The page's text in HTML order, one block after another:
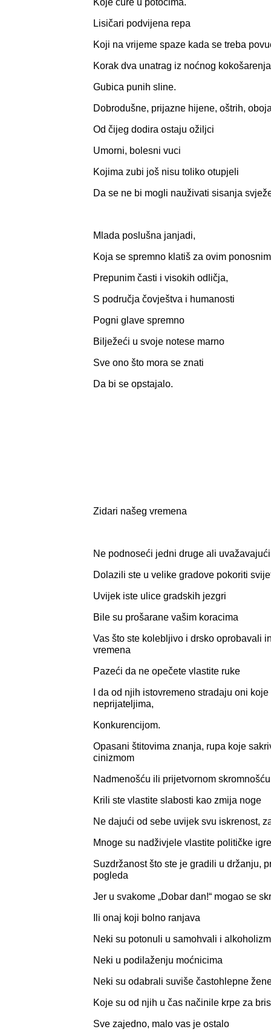
Lisičari podvijena repa
Koji na vrijeme spaze kada se treba
Korak dva unatrag iz noćnog kokošarenja
Gubica punih sline.
Dobrodušne, prijazne hijene, oštrih,
Od čijeg dodira ostaju ožiljci
Umorni, bolesni vuci
Kojima zubi još nisu toliko otupjeli
Da se ne bi mogli nauživati sisanja
Mlada poslušna janjadi,
Koja se spremno klatiš za ovim
Prepunim časti i visokih odličja,
S područja čovještva i humanosti
Pogni glave spremno
Bilježeći u svoje notese marno
Sve ono što mora se znati
Da bi se opstajalo.
Zidari našeg vremena
Ne podnoseći jedni druge ali
Dolazili ste u velike gradove pokoriti
Uvijek iste ulice gradskih jezgri
Bile su prošarane vašim koracima
Vas što ste kolebljivo i drsko oprobavali
vremena
Pazeći da ne opečete vlastite ruke
I da od njih istovremeno stradaju oni
neprijateljima,
Konkurencijom.
Opasani štitovima znanja, rupa koje
cinizmom
Nadmenošću ili prijetvornom skromnošću
Krili ste vlastite slabosti kao zmija noge
Ne dajući od sebe uvijek svu iskrenost,
Mnoge su nadživjele vlastite političke igre
Suzdržanost što ste je gradili u držanju,
pogleda
Jer u svakome „Dobar dan!“ mogao se
Ili onaj koji bolno ranjava
Neki su potonuli u samohvali i
Neki u podilaženju moćnicima
Neki su odabrali suviše častohlepne
Koje su od njih u čas načinile krpe za
Sve zajedno, malo vas je ostalo